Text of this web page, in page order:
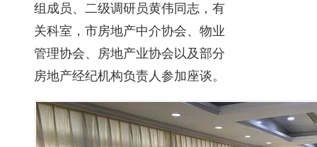
组成员、二级调研员黄伟同志，有
关科室，市房地产中介协会、物业
管理协会、房地产业协会以及部分
房地产经纪机构负责人参加座谈。